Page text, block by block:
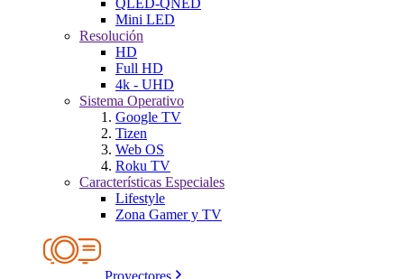
QLED-QNED
Mini LED
Resolución
HD
Full HD
4k - UHD
Sistema Operativo
Google TV
Tizen
Web OS
Roku TV
Características Especiales
Lifestyle
Zona Gamer y TV
Proyectores